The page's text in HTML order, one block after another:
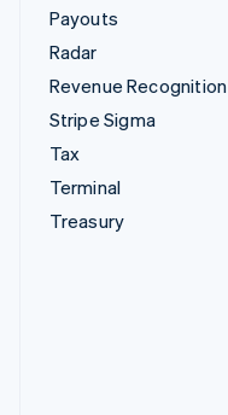
Payouts
Radar
Revenue Recognition
Stripe Sigma
Tax
Terminal
Treasury